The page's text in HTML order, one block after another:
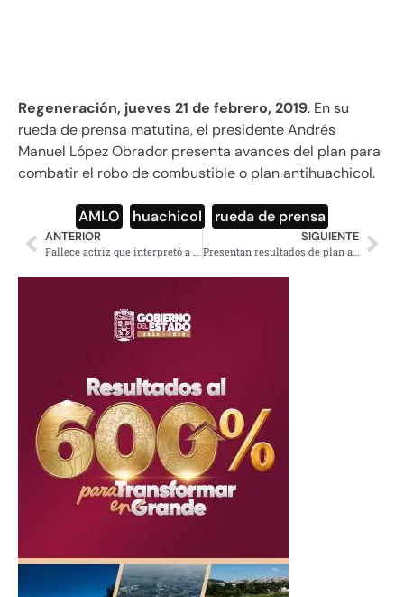
Regeneración, jueves 21 de febrero, 2019. En su
rueda de prensa matutina, el presidente Andrés
Manuel López Obrador presenta avances del plan para
combatir el robo de combustible o plan antihuachicol.
AMLO huachicol rueda de prensa
ANTERIOR
Fallece actriz que interpretó a Gloria en El Chavo del 8, Olivia García Leiva
SIGUIENTE
Presentan resultados de plan antihuachicol; se ha ahorrado casi 8 mmdp